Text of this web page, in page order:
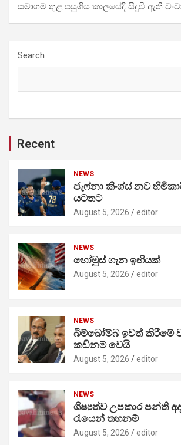
සමාගම තුළ පසුගිය කාලයේදි සිදුවි ඇති
Search
Recent
NEWS
ජැෆ්නා කිංග්ස් නව
යටතට
August 5, 2026 editor
NEWS
හෝමුස් ගැන ඉඟියක්
August 5, 2026 editor
NEWS
බිම්බෝම්බ ඉවත් කිරීමේ
කඩිනම් වෙයි
August 5, 2026 editor
NEWS
ශිෂ්‍යත්ව උපකාර පන්ති අද
රැයෙන් තහනම්
August 5, 2026 editor